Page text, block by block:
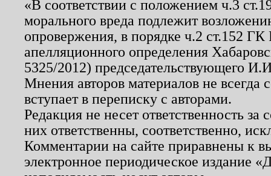
«В соответствии с положением ч.3
морального вреда подлежит
опровержения, в порядке ч.2 ст.152
апелляционного определения
5325/2012) председательствующего
Мнения авторов материалов не
вступает в переписку с авторами.
Редакция не несет ответственность
них ответственны, соответственно,
Комментарии на сайте приравнены к
электронное периодическое издание